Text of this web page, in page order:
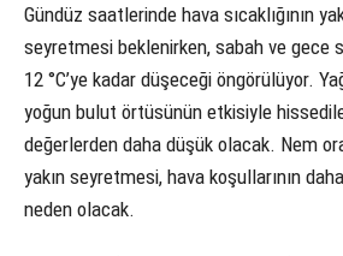
Gündüz saatlerinde hava sıcaklığının
seyretmesi beklenirken, sabah ve gece
12 °C’ye kadar düşeceği öngörülüyor.
yoğun bulut örtüsünün etkisiyle
değerlerden daha düşük olacak. Nem
yakın seyretmesi, hava koşullarının
neden olacak.